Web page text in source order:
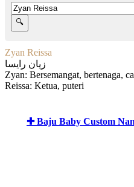
Zyan Reissa
زيان رايسا
Zyan: Bersemangat, bertenaga,
Reissa: Ketua, puteri
✚ Baju Baby Custom